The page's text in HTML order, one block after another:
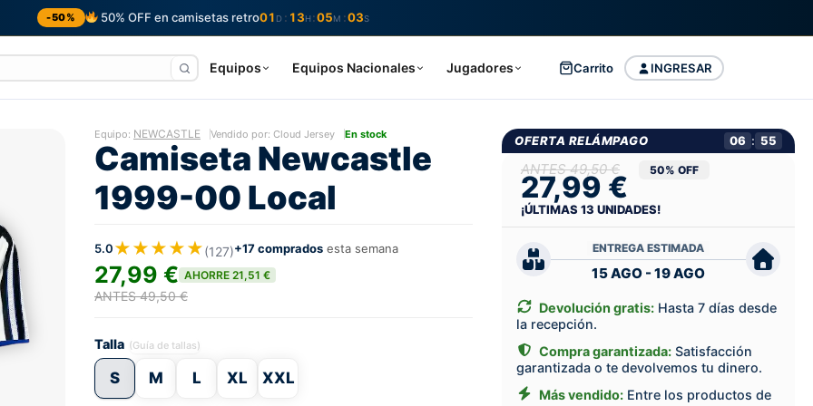
-50% 50% OFF en camisetas retro01 D : 13H :05M :01S
Equipos Equipos Nacionales Jugadores INGRESAR
Carrito
Equipo: NEWCASTLE Vendido por: Cloud Jersey En stock
Camiseta Newcastle
1999-00 Local
5.0★★★★★(127)+17 comprados esta semana
27,99 € AHORRE 21,51 €
ANTES 49,50 €
Talla (Guía de tallas)
S M L XL XXL
OFERTA RELÁMPAGO 06 : 54
49,50 €
27,99 € 50% OFF
¡ÚLTIMAS13 UNIDADES!
ENTREGA ESTIMADA
15 AGO - 19 AGO
Devolución gratis: Hasta 7 días desde
la recepción.
Compra garantizada: Satisfacción
garantizada o te devolvemos tu dinero.
Más vendido: Entre los productos de